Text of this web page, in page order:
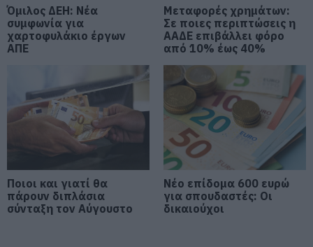
08.08.2026 | 17:40
Ευρυδίκη Βαλαβάνη: Οι
οικογενειακές διακοπές στην
«Κόκκινος» συναγερμός στην
Εύβοια: Red Code αύριο Κυριακή –
Αυξημένη ετοιμότητα παντού
08.08.2026 | 17:00
Ρόδος: Έγραψαν 80χρονη για
κράνος!
08.08.2026 | 16:40
Όμιλος ΔΕΗ: Νέα
συμφωνία για
χαρτοφυλάκιο έργων
ΑΠΕ
Μεταφορές χρημάτων:
Σε ποιες περιπτώσεις η
ΑΑΔΕ επιβάλλει φόρο
από 10% έως 40%
Ποιοι και γιατί θα
πάρουν διπλάσια
σύνταξη τον Αύγουστο
Νέο επίδομα 600 ευρώ
για σπουδαστές: Οι
δικαιούχοι